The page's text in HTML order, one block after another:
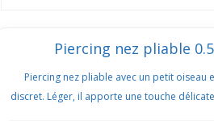
Piercing nez pliable
Piercing nez pliable avec un petit
discret. Léger, il apporte une touche